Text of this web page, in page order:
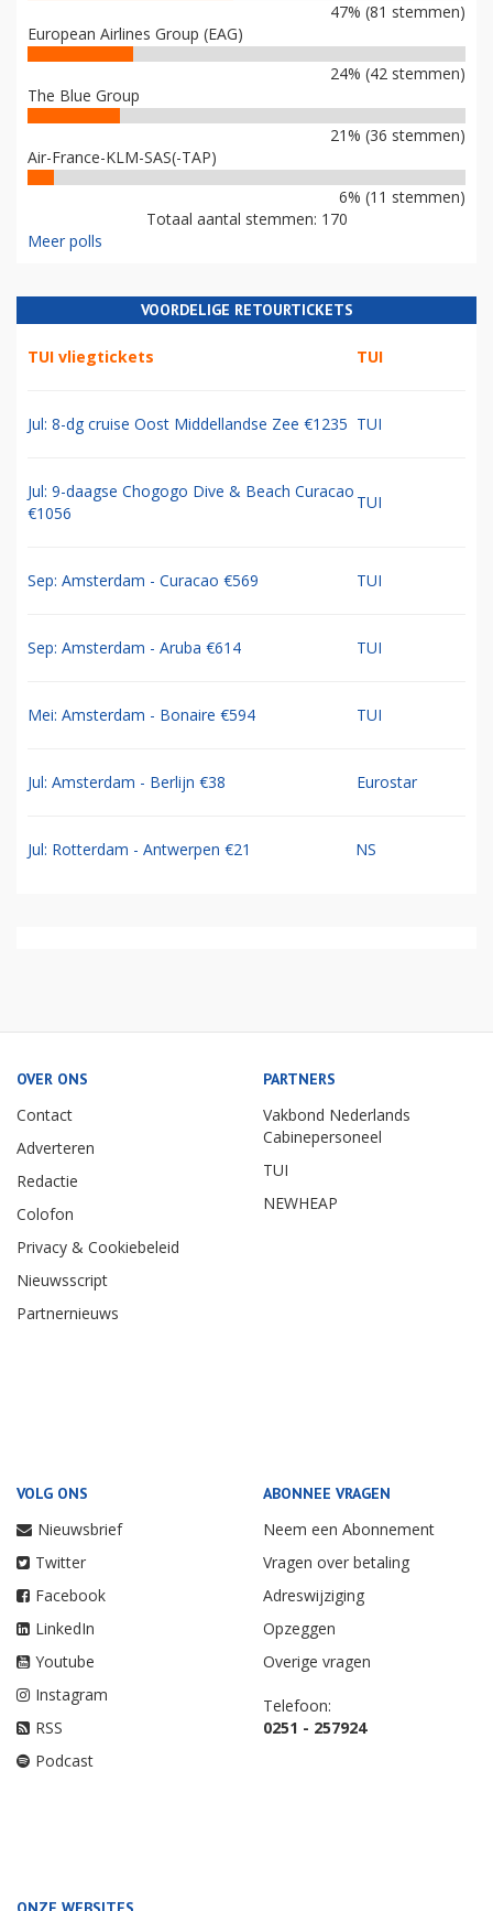
47% (81 stemmen)
European Airlines Group (EAG)
24% (42 stemmen)
The Blue Group
21% (36 stemmen)
Air-France-KLM-SAS(-TAP)
6% (11 stemmen)
Totaal aantal stemmen: 170
Meer polls
VOORDELIGE RETOURTICKETS
TUI vliegtickets TUI
Jul: 8-dg cruise Oost Middellandse Zee €1235 TUI
Jul: 9-daagse Chogogo Dive & Beach Curacao
€1056
TUI
Sep: Amsterdam - Curacao €569 TUI
Sep: Amsterdam - Aruba €614 TUI
Mei: Amsterdam - Bonaire €594 TUI
Jul: Amsterdam - Berlijn €38 Eurostar
Jul: Rotterdam - Antwerpen €21 NS
OVER ONS
Contact
Adverteren
Redactie
Colofon
Privacy & Cookiebeleid
Nieuwsscript
Partnernieuws
PARTNERS
Vakbond Nederlands
Cabinepersoneel
TUI
NEWHEAP
VOLG ONS
Nieuwsbrief
Twitter
Facebook
LinkedIn
Youtube
Instagram
RSS
Podcast
ABONNEE VRAGEN
Neem een Abonnement
Vragen over betaling
Adreswijziging
Opzeggen
Overige vragen
Telefoon:
0251 - 257924